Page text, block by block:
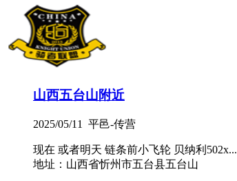
山西五台山附近
2025/05/11 平邑-传营
现在 或者明天 链条前小飞轮 贝纳利502x...
地址：山西省忻州市五台县五台山